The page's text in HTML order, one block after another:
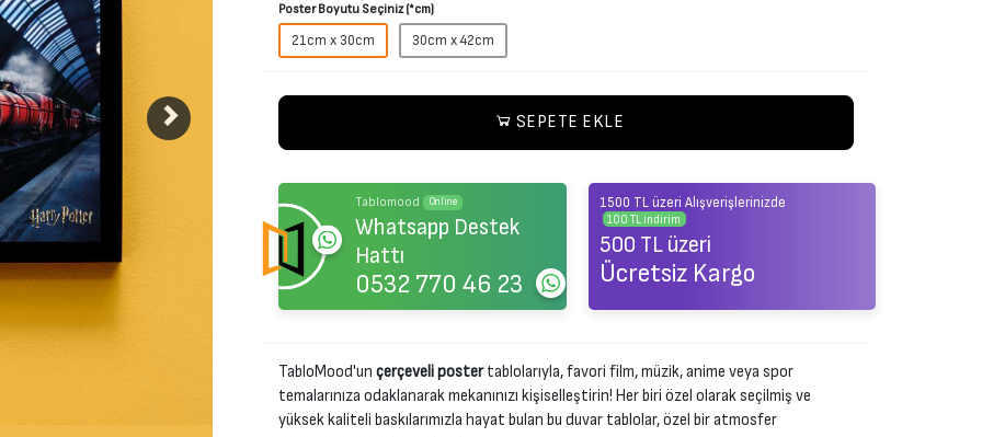
Poster Boyutu Seçiniz (*cm)
21cm x 30cm 30cm x 42cm
SEPETE EKLE
Tablomood Online
Whatsapp Destek
Hattı
0532 770 46 23
1500 TL üzeri Alışverişlerinizde
100 TL indirim
500 TL üzeri
Ücretsiz Kargo
TabloMood'un çerçeveli postertablolarıyla, favori film, müzik, anime veya spor
temalarınıza odaklanarak mekanınızı kişiselleştirin! Her biri özel olarak seçilmiş ve
yüksek kaliteli baskılarımızla hayat bulan bu duvar tablolar, özel bir atmosfer